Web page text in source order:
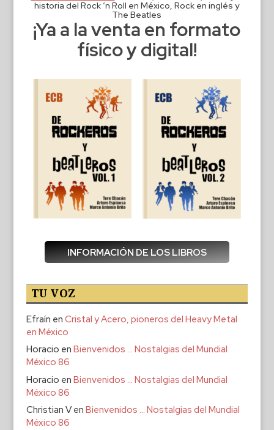
historia del Rock ‘n Roll en México, Rock en inglés y
The Beatles
¡Ya a la venta en formato
físico y digital!
INFORMACIÓN DE LOS LIBROS
TU VOZ
Efraín en Cristal y Acero, pioneros del Heavy Metal
en México
Horacio en Bienvenidos … Nostalgias del Mundial
México 86
Horacio en Bienvenidos … Nostalgias del Mundial
México 86
Christian Ven Bienvenidos … Nostalgias del Mundial
México 86